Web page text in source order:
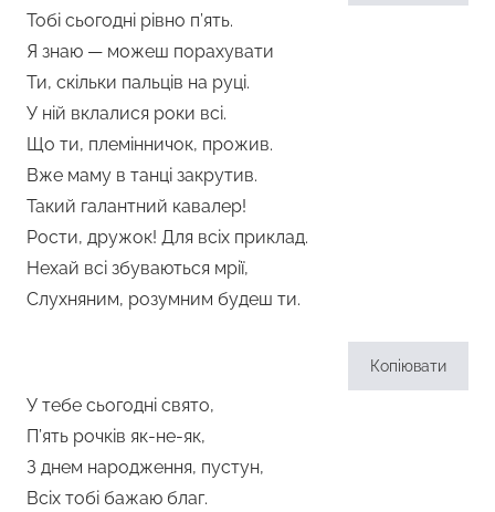
Тобі сьогодні рівно п’ять.
Я знаю — можеш порахувати
Ти, скільки пальців на руці.
У ній вклалися роки всі.
Що ти, племінничок, прожив.
Вже маму в танці закрутив.
Такий галантний кавалер!
Рости, дружок! Для всіх приклад.
Нехай всі збуваються мрії,
Слухняним, розумним будеш ти.
Копіювати
У тебе сьогодні свято,
П’ять рочків як-не-як,
З днем народження, пустун,
Всіх тобі бажаю благ.